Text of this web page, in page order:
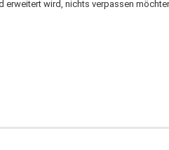
erweitert wird, nichts verpassen